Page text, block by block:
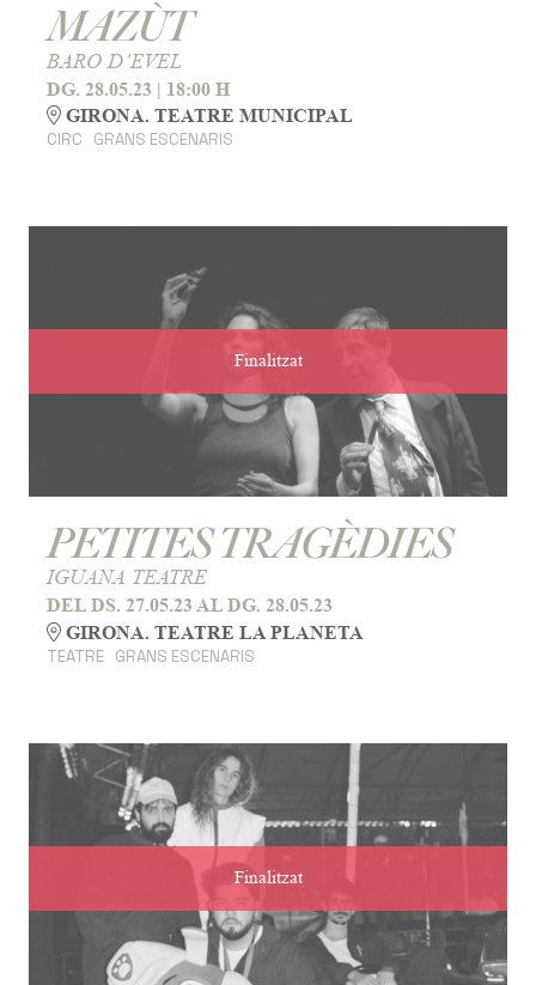
MAZÙT
BARO D’EVEL
DG. 28.05.23 | 18:00 H
GIRONA. TEATRE MUNICIPAL
CIRC GRANS ESCENARIS
Finalitzat
PETITES TRAGÈDIES
IGUANA TEATRE
DEL DS. 27.05.23 AL DG. 28.05.23
GIRONA. TEATRE LA PLANETA
TEATRE GRANS ESCENARIS
Finalitzat